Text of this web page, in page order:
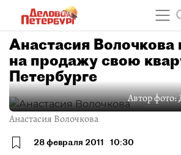
Анастасия Волочкова
на продажу свою
Петербурге
Автор фото:
Анастасия Волочкова
28 февраля 2011 10:30